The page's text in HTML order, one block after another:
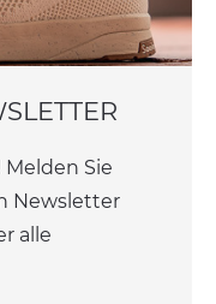
Sie
Newsletter
alle